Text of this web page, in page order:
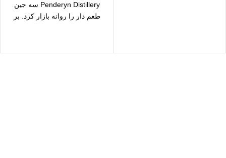
Penderyn Distillery سه جین
طعم دار را روانه بازار کرد. بر